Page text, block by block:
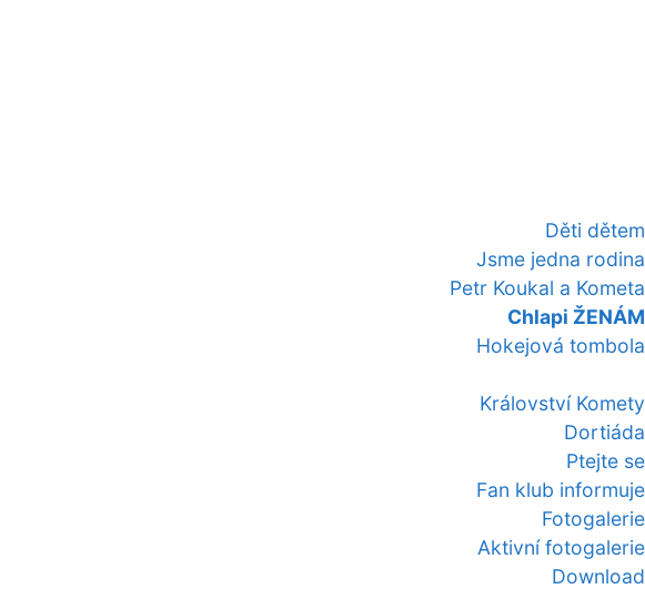
Děti dětem
Jsme jedna rodina
Petr Koukal a Kometa
Chlapi ŽENÁM
Hokejová tombola
Království Komety
Dortiáda
Ptejte se
Fan klub informuje
Fotogalerie
Aktivní fotogalerie
Download